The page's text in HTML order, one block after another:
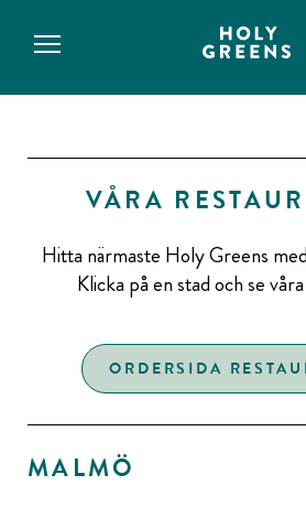
VÅRA
Hitta närmaste Holy Greens
Klicka på en stad och se
ORDERSIDA
MALMÖ